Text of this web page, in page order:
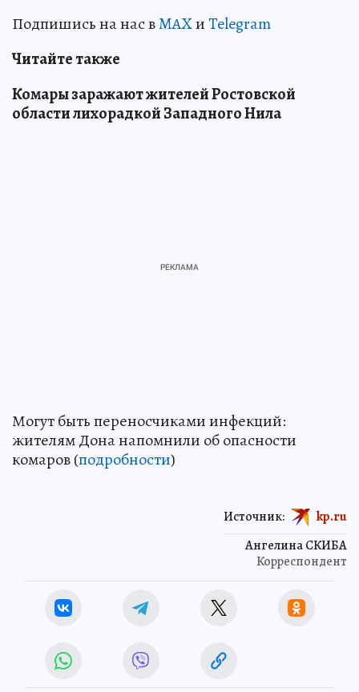
Подпишись на нас вMAXиTelegram
Читайте также
Комары заражают жителей Ростовской
области лихорадкой Западного Нила
Могут быть переносчиками инфекций:
жителям Дона напомнили об опасности
комаров (подробности)
Ангелина СКИБА
Корреспондент
Источник: kp.ru